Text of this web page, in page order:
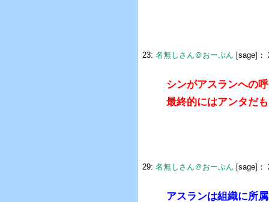
23: 名無しさん＠おーぷん [sage]：
シンがアスランへの
最終的にはアンタだ
29: 名無しさん＠おーぷん [sage]：
アスランは組織に所